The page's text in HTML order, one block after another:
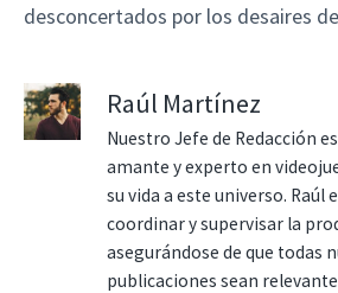
desconcertados por los desaires
Raúl Martínez
Nuestro Jefe de Redacción
amante y experto en
su vida a este universo. Raúl
coordinar y supervisar la
asegurándose de que todas
publicaciones sean